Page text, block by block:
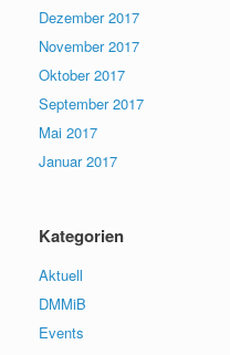
Dezember 2017
November 2017
Oktober 2017
September 2017
Mai 2017
Januar 2017
Kategorien
Aktuell
DMMiB
Events